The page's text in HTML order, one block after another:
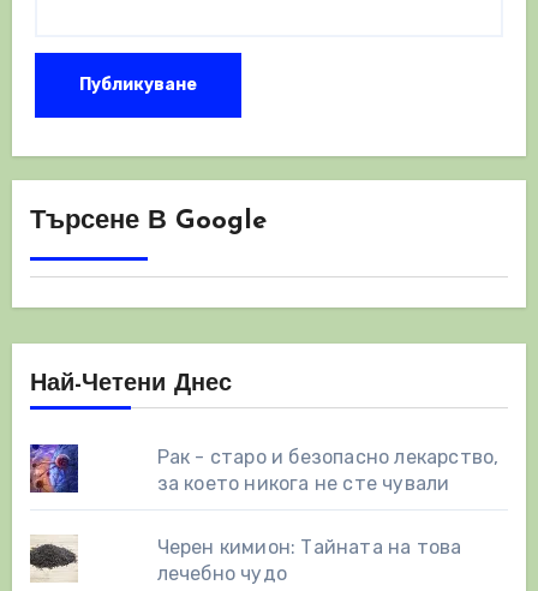
Търсене В Google
Най-Четени Днес
Рак - старо и безопасно лекарство,
за което никога не сте чували
Черен кимион: Тайната на това
лечебно чудо